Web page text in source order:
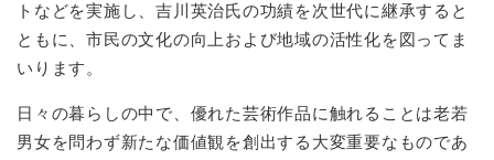
トなどを実施し、吉川英治氏の功績を次世代に継承すると
ともに、市民の文化の向上および地域の活性化を図ってま
いります。
日々の暮らしの中で、優れた芸術作品に触れることは老若
男女を問わず新たな価値観を創出する大変重要なものであ